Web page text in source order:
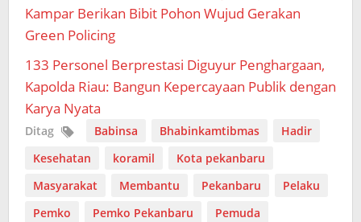
Kampar Berikan Bibit Pohon Wujud Gerakan
Green Policing
133 Personel Berprestasi Diguyur Penghargaan,
Kapolda Riau: Bangun Kepercayaan Publik dengan
Karya Nyata
Ditag Babinsa Bhabinkamtibmas
Hadir
Kesehatan
koramil
Kota pekanbaru
Masyarakat
Membantu Pekanbaru
Pelaku
Pemko
Pemko Pekanbaru Pemuda